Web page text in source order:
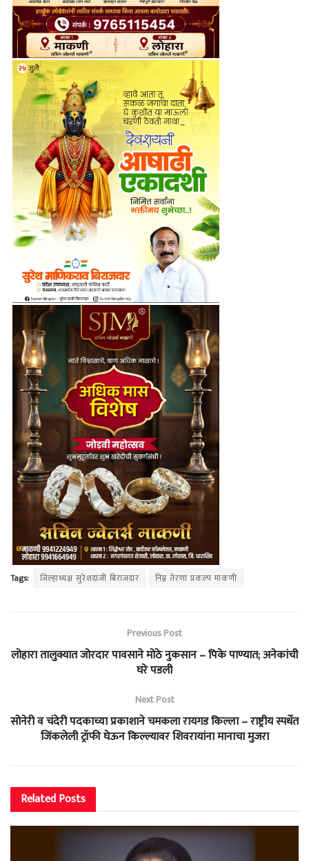
Tags: जिल्हाध्यक्ष सुरेशदाजी बिराजदार निम्न तेरणा प्रकल्प माकणी
Previous Post
लोहारा तालुक्यात जोरदार पावसाने मोठे नुकसान – पिके पाण्यात; अनेकांची
घरे पडली
Next Post
सोनेरी व चंदेरी पदकाच्या प्रकाशाने चमकला रायगड किल्ला – राष्ट्रीय स्पर्धेत
जिंकलेली ट्रॉफी घेऊन किल्ल्यावर शिवरायांना मानाचा मुजरा
RelatedPosts